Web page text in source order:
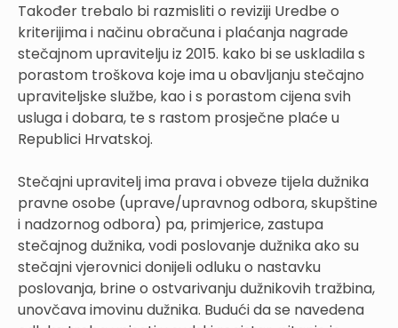
Također trebalo bi razmisliti o reviziji Uredbe o
kriterijima i načinu obračuna i plaćanja nagrade
stečajnom upravitelju iz 2015. kako bi se uskladila s
porastom troškova koje ima u obavljanju stečajno
upraviteljske službe, kao i s porastom cijena svih
usluga i dobara, te s rastom prosječne plaće u
Republici Hrvatskoj.
Stečajni upravitelj ima prava i obveze tijela dužnika
pravne osobe (uprave/upravnog odbora, skupštine
i nadzornog odbora) pa, primjerice, zastupa
stečajnog dužnika, vodi poslovanje dužnika ako su
stečajni vjerovnici donijeli odluku o nastavku
poslovanja, brine o ostvarivanju dužnikovih tražbina,
unovčava imovinu dužnika. Budući da se navedena